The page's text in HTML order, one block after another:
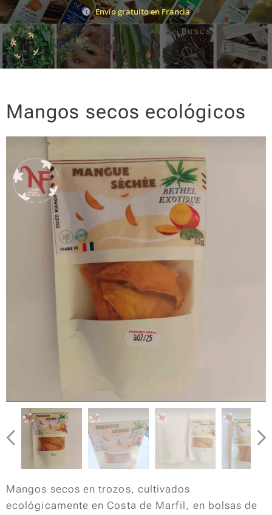
Envío gratuito en Francia
Nour Fahad
Buscar
Mangos secos ecológicos
Mangos secos en trozos, cultivados
ecológicamente en Costa de Marfil, en bolsas de